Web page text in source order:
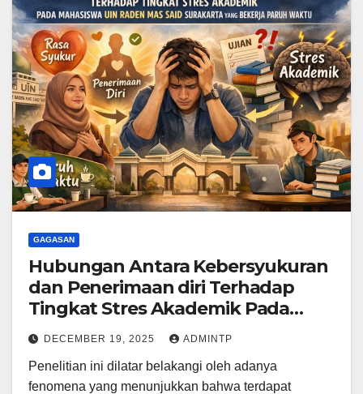
GAGASAN
Hubungan Antara Kebersyukuran
dan Penerimaan diri Terhadap
Tingkat Stres Akademik Pada
Mahasiswa UIN Raden Mas Said
Surakarta yang Bekerja Paruh
Waktu
DECEMBER 19, 2025 ADMINTP
Penelitian ini dilatar belakangi oleh adanya
fenomena yang menunjukkan bahwa terdapat